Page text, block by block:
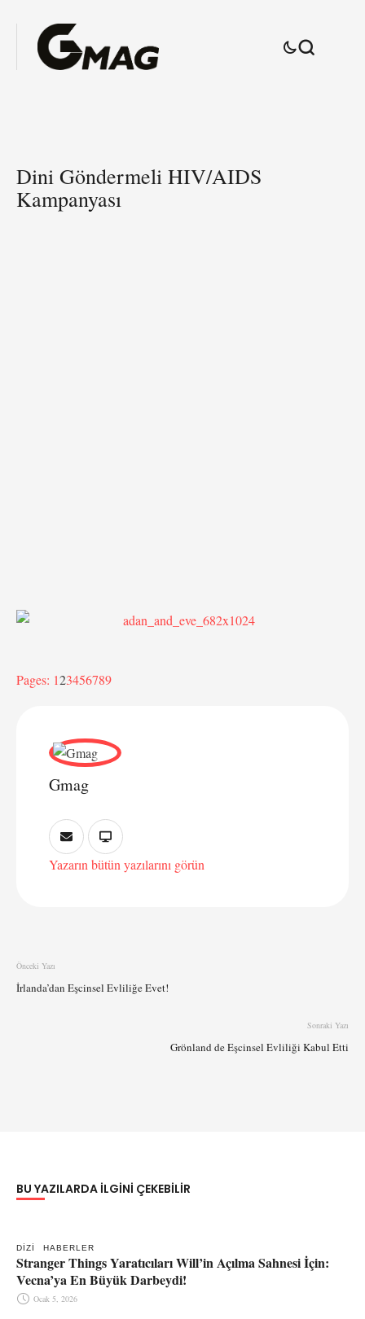
Dini Göndermeli HIV/AIDS
Kampanyası
Pages: 123456789
Gmag
Yazarın bütün yazılarını görün
Önceki Yazı
İrlanda’dan Eşcinsel Evliliğe Evet!
Sonraki Yazı
Grönland de Eşcinsel Evliliği Kabul Etti
BU YAZILARDA ILGINI ÇEKEBILIR
DIZI HABERLER
Stranger Things Yaratıcıları Will’in Açılma Sahnesi İçin:
Vecna’ya En Büyük Darbeydi!
Ocak 5, 2026